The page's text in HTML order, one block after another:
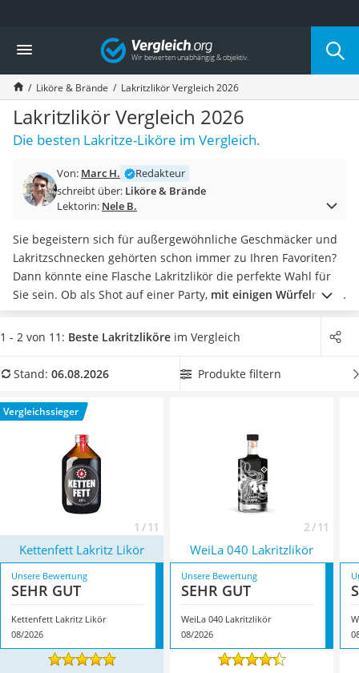
Die beliebtesten Vergleiche nach Kategorie
Lebensmittel
Schwarzkümmelöl
Knäckebrot
Schwarzkümmelöl-Kapseln
Manukahonig
Eiklar
Balsamico-Essig
Schwarzkümmelöl bio
Honig
Gemüsebrühe
Eiskaffee-Pulver
Irischer Whiskey
Grapefruitkernextrakt
Matcha-Set
MCT-Öl
Erythrit
Müsli ohne Zuckerzusatz
Vergleich
Liköre & Brände Lakritzlikör Vergleich 2026
Lakritzlikör Vergleich 2026
Die besten Lakritze-Liköre im Vergleich.
Von: Marc H.
Redakteur
schreibt über: Liköre & Brände
Lektorin: Nele B.
Sie begeistern sich für außergewöhnliche Geschmäcker und
Lakritzschnecken gehörten schon immer zu Ihren Favoriten?
Dann könnte eine Flasche Lakritzlikör die perfekte Wahl für
Sie sein. Ob als Shot auf einer Party, mit einigen Würfeln Eis
als Digestif oder aber in einem Cocktailmit Anisschnaps
oderEierlikör: Lakritzlikör bietet Lakritzliebhabern vielseitigen
origineller, ansprechender Optik, wenn Sie diese an Freunde
bestätigen, sind die kleineren
Lakritz-Einsteiger
August 2026 besonders das Modell
Kettenfett Lakritz Likör
mit seinen Eigenschaften.
1 - 2 von 11: Beste Lakritzliköre im Vergleich
Stand: 06.08.2026 Produkte filtern
Vergleichssieger
1 / 11 2 / 11
Kettenfett Lakritz Likör WeiLa 040 Lakritzlikör
Unsere Bewertung
SEHR GUT
Kettenfett Lakritz Likör
08/2026
Unsere Bewertung
SEHR GUT
WeiLa 040 Lakritzlikör
08/2026